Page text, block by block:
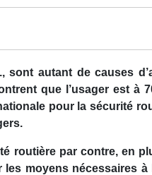
sont autant de causes
que l’usager est à
pour la sécurité
routière par contre, en
moyens nécessaires à